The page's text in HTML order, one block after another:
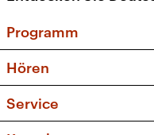
Programm
Sendungen und
Musikliste
Hören
Frequenzen
Service